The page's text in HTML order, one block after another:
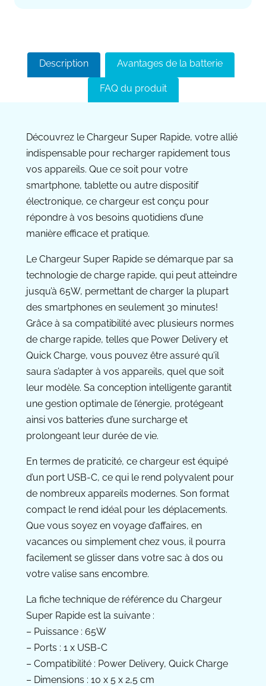
Description Avantages de la batterie
FAQ du produit
Découvrez le Chargeur Super Rapide, votre allié
indispensable pour recharger rapidement tous
vos appareils. Que ce soit pour votre
smartphone, tablette ou autre dispositif
électronique, ce chargeur est conçu pour
répondre à vos besoins quotidiens d’une
manière efficace et pratique.
Le Chargeur Super Rapide se démarque par sa
technologie de charge rapide, qui peut atteindre
jusqu’à 65W, permettant de charger la plupart
des smartphones en seulement 30 minutes!
Grâce à sa compatibilité avec plusieurs normes
de charge rapide, telles que Power Delivery et
Quick Charge, vous pouvez être assuré qu’il
saura s’adapter à vos appareils, quel que soit
leur modèle. Sa conception intelligente garantit
une gestion optimale de l’énergie, protégeant
ainsi vos batteries d’une surcharge et
prolongeant leur durée de vie.
En termes de praticité, ce chargeur est équipé
d’un port USB-C, ce qui le rend polyvalent pour
de nombreux appareils modernes. Son format
compact le rend idéal pour les déplacements.
Que vous soyez en voyage d’affaires, en
vacances ou simplement chez vous, il pourra
facilement se glisser dans votre sac à dos ou
votre valise sans encombre.
La fiche technique de référence du Chargeur
Super Rapide est la suivante :
– Puissance : 65W
– Ports : 1 x USB-C
– Compatibilité : Power Delivery, Quick Charge
– Dimensions : 10 x 5 x 2,5 cm